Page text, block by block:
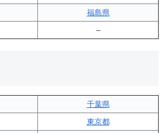
福島県
–
千葉県
東京都